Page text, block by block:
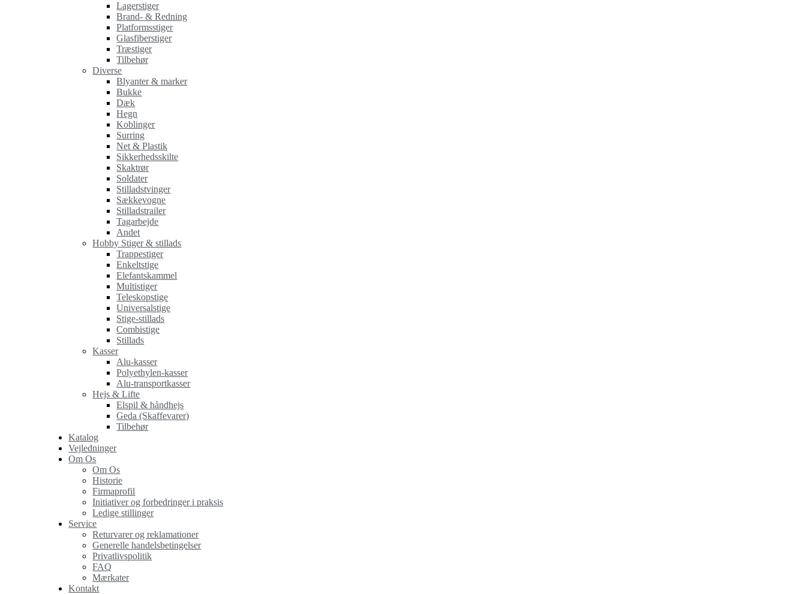
Lagerstiger
Brand- & Redning
Platformsstiger
Glasfiberstiger
Træstiger
Tilbehør
Diverse
Blyanter & marker
Bukke
Dæk
Hegn
Koblinger
Surring
Net & Plastik
Sikkerhedsskilte
Skaktrør
Soldater
Stilladstvinger
Sækkevogne
Stilladstrailer
Tagarbejde
Andet
Hobby Stiger & stillads
Trappestiger
Enkeltstige
Elefantskammel
Multistiger
Teleskopstige
Universalstige
Stige-stillads
Combistige
Stillads
Kasser
Alu-kasser
Polyethylen-kasser
Alu-transportkasser
Hejs & Lifte
Elspil & håndhejs
Geda (Skaffevarer)
Tilbehør
Katalog
Vejledninger
Om Os
Om Os
Historie
Firmaprofil
Initiativer og forbedringer i praksis
Ledige stillinger
Service
Returvarer og reklamationer
Generelle handelsbetingelser
Privatlivspolitik
FAQ
Mærkater
Kontakt